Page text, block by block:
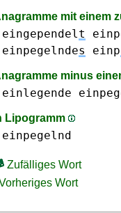
mit einem
eingependelt
einpegelndes einp
minus
einlegende
Lipogramm
einpegelnd
Zufälliges Wort
Wort